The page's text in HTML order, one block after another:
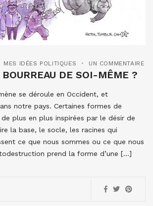
MES IDÉES POLITIQUES UN COMMENTAIRE
BOURREAU DE SOI-MÊME ?
se déroule en Occident, et
notre pays. Certaines formes de
plus en plus inspirées par le désir de
la base, le socle, les racines qui
ce que nous sommes ou ce que nous
prend la forme d’une […]